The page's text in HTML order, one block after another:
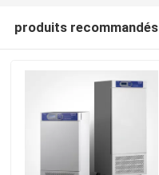
produits recommandés